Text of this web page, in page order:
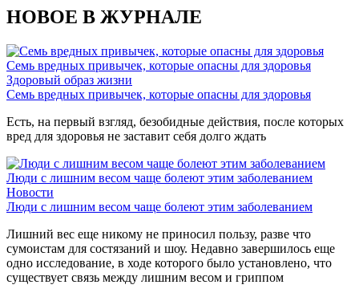
НОВОЕ В ЖУРНАЛЕ
Семь вредных привычек, которые опасны для здоровья
Здоровый образ жизни
Семь вредных привычек, которые опасны для здоровья
Есть, на первый взгляд, безобидные действия, после которых
вред для здоровья не заставит себя долго ждать
Люди с лишним весом чаще болеют этим заболеванием
Новости
Люди с лишним весом чаще болеют этим заболеванием
Лишний вес еще никому не приносил пользу, разве что
сумоистам для состязаний и шоу. Недавно завершилось еще
одно исследование, в ходе которого было установлено, что
существует связь между лишним весом и гриппом